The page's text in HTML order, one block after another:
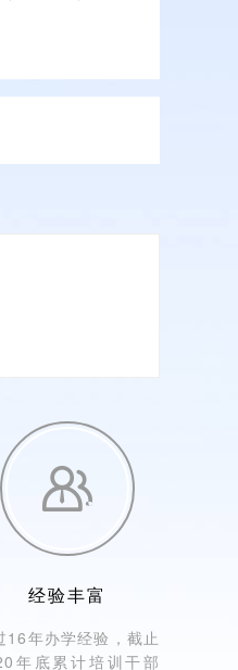

经验丰富
16年办学经验，截止
年底累计培训干部